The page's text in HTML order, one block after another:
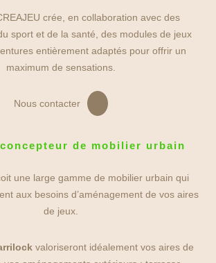
crée, en collaboration avec des
sport et de la santé, des modules de jeux
entièrement adaptés pour offrir un
maximum de sensations.
Nous contacter
concepteur de mobilier urbain
une large gamme de mobilier urbain qui
aux besoins d’aménagement de vos aires
de jeux.
valoriseront idéalement vos aires de